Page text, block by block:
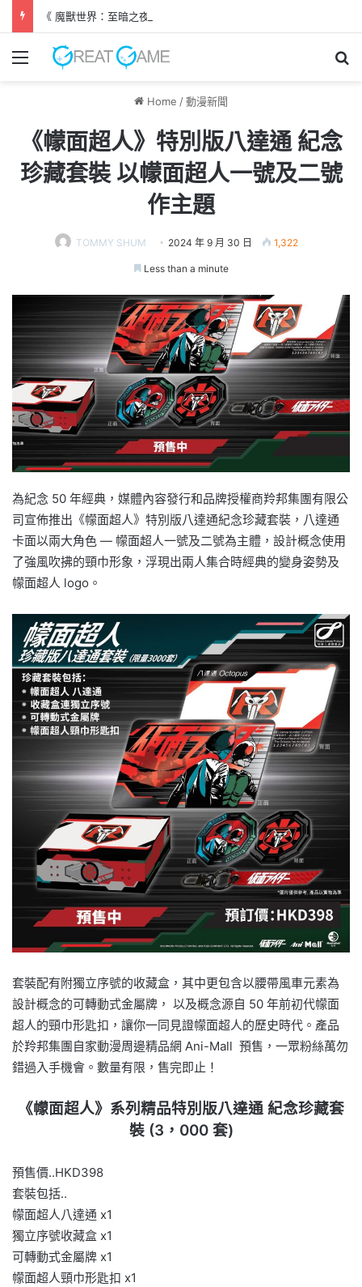
Menu
Home /動漫新聞
《幪面超人》特別版八達通 紀念
珍藏套裝 以幪面超人一號及二號
作主題
TOMMY SHUM 2024 年 9 月 30 日 1,322
Less than a minute
為紀念 50 年經典，媒體內容發行和品牌授權商羚邦集團有限公
司宣佈推出《幪面超人》特別版八達通紀念珍藏套裝，八達通
卡面以兩大角色 — 幪面超人一號及二號為主體，設計概念使用
了強風吹拂的頸巾形象，浮現出兩人集合時經典的變身姿勢及
幪面超人 logo。
套裝配有附獨立序號的收藏盒，其中更包含以腰帶風車元素為
設計概念的可轉動式金屬牌， 以及概念源自 50 年前初代幪面
超人的頸巾形匙扣，讓你一同見證幪面超人的歷史時代。產品
於羚邦集團自家動漫周邊精品網 Ani-Mall 預售，一眾粉絲萬勿
錯過入手機會。數量有限，售完即止！
《幪面超人》系列精品特別版八達通 紀念珍藏套
裝 (3，000 套)
預售價..HKD398
套裝包括..
幪面超人八達通 x1
獨立序號收藏盒 x1
可轉動式金屬牌 x1
幪面超人頸巾形匙扣 x1